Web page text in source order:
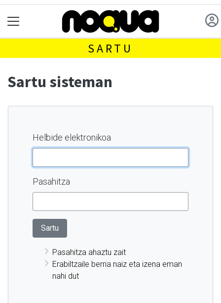
SARTU
Sartu sisteman
Helbide elektronikoa
Pasahitza
Pasahitza ahaztu zait
Erabiltzaile berria naiz eta izena eman
nahi dut